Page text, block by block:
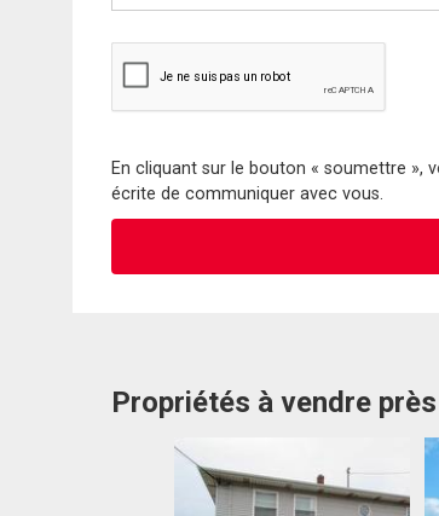
En cliquant sur le bouton « soumettre
écrite de communiquer avec vous.
Propriétés à vendre